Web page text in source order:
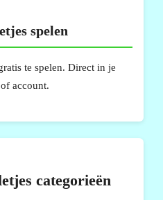
spelen
te spelen. Direct in je
account.
categorieën